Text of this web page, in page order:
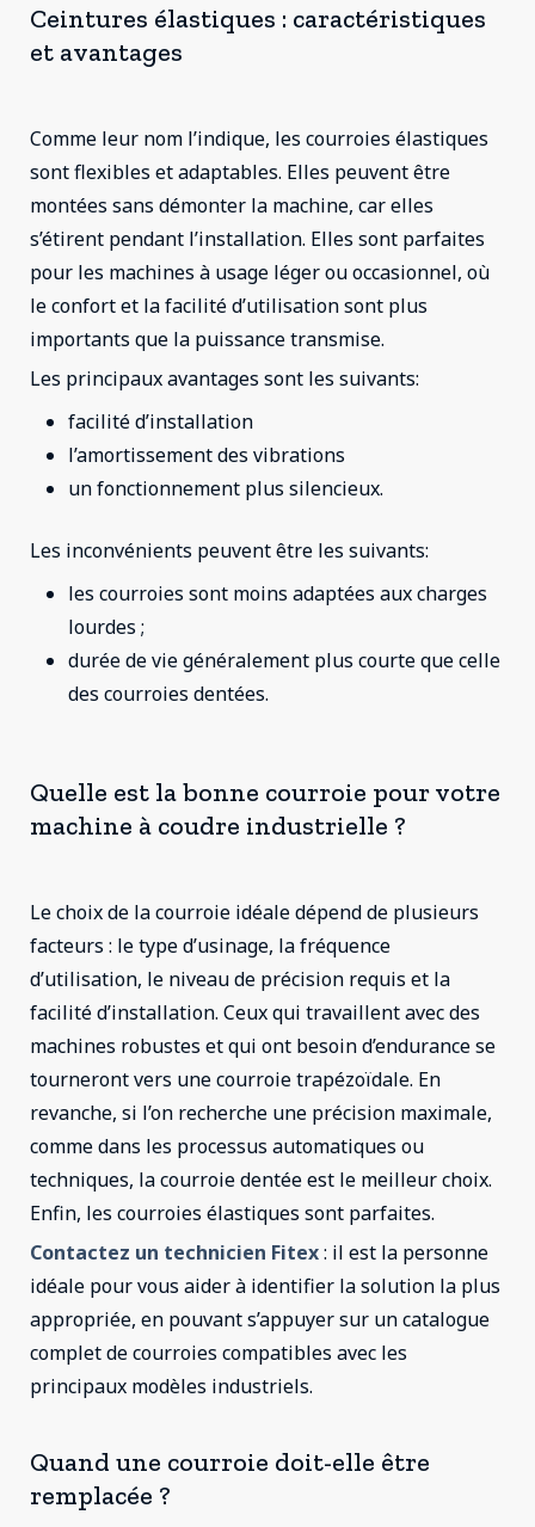
Ceintures élastiques : caractéristiques
et avantages
Comme leur nom l’indique, les courroies élastiques
sont flexibles et adaptables. Elles peuvent être
montées sans démonter la machine, car elles
s’étirent pendant l’installation. Elles sont parfaites
pour les machines à usage léger ou occasionnel, où
le confort et la facilité d’utilisation sont plus
importants que la puissance transmise.
Les principaux avantages sont les suivants:
facilité d’installation
l’amortissement des vibrations
un fonctionnement plus silencieux.
Les inconvénients peuvent être les suivants:
les courroies sont moins adaptées aux charges
lourdes ;
durée de vie généralement plus courte que celle
des courroies dentées.
Quelle est la bonne courroie pour votre
machine à coudre industrielle ?
Le choix de la courroie idéale dépend de plusieurs
facteurs : le type d’usinage, la fréquence
d’utilisation, le niveau de précision requis et la
facilité d’installation. Ceux qui travaillent avec des
machines robustes et qui ont besoin d’endurance se
tourneront vers une courroie trapézoïdale. En
revanche, si l’on recherche une précision maximale,
comme dans les processus automatiques ou
techniques, la courroie dentée est le meilleur choix.
Enfin, les courroies élastiques sont parfaites.
Contactez un technicien Fitex: il est la personne
idéale pour vous aider à identifier la solution la plus
appropriée, en pouvant s’appuyer sur un catalogue
complet de courroies compatibles avec les
principaux modèles industriels.
Quand une courroie doit-elle être
remplacée ?